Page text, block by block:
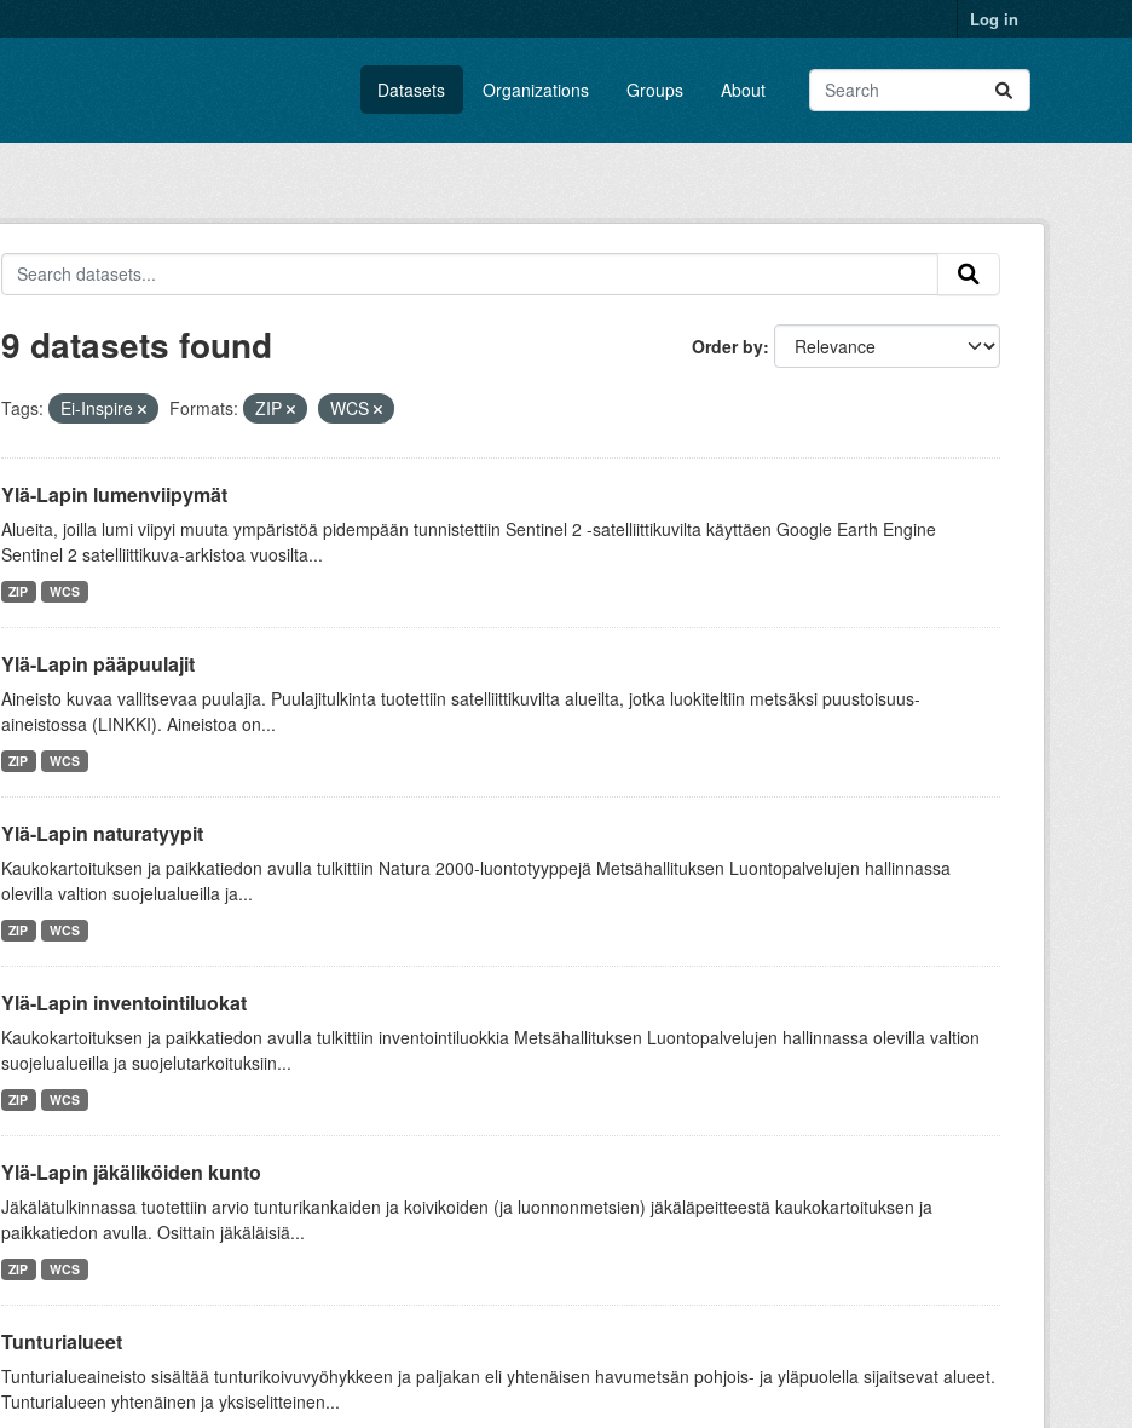
Log in
Datasets Organizations Groups About
Order by
9 datasets found
Tags: Ei-Inspire Formats: ZIP WCS
Ylä-Lapin lumenviipymät
Alueita, joilla lumi viipyi muuta ympäristöä pidempään tunnistettiin Sentinel 2 -satelliittikuvilta käyttäen Google Earth Engine
Sentinel 2 satelliittikuva-arkistoa vuosilta...
ZIP WCS
Ylä-Lapin pääpuulajit
Aineisto kuvaa vallitsevaa puulajia. Puulajitulkinta tuotettiin satelliittikuvilta alueilta, jotka luokiteltiin metsäksi puustoisuus-
aineistossa (LINKKI). Aineistoa on...
ZIP WCS
Ylä-Lapin naturatyypit
Kaukokartoituksen ja paikkatiedon avulla tulkittiin Natura 2000-luontotyyppejä Metsähallituksen Luontopalvelujen hallinnassa
olevilla valtion suojelualueilla ja...
ZIP WCS
Ylä-Lapin inventointiluokat
Kaukokartoituksen ja paikkatiedon avulla tulkittiin inventointiluokkia Metsähallituksen Luontopalvelujen hallinnassa olevilla valtion
suojelualueilla ja suojelutarkoituksiin...
ZIP WCS
Ylä-Lapin jäkäliköiden kunto
Jäkälätulkinnassa tuotettiin arvio tunturikankaiden ja koivikoiden (ja luonnonmetsien) jäkäläpeitteestä kaukokartoituksen ja
paikkatiedon avulla. Osittain jäkäläisiä...
ZIP WCS
Tunturialueet
Tunturialueaineisto sisältää tunturikoivuvyöhykkeen ja paljakan eli yhtenäisen havumetsän pohjois- ja yläpuolella sijaitsevat alueet.
Tunturialueen yhtenäinen ja yksiselitteinen...